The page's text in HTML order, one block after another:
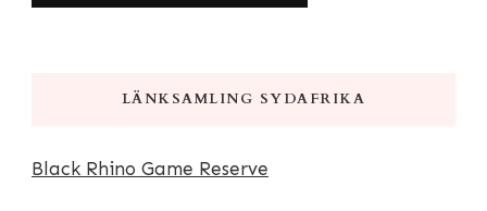
LÄNKSAMLING SYDAFRIKA
Black Rhino Game Reserve